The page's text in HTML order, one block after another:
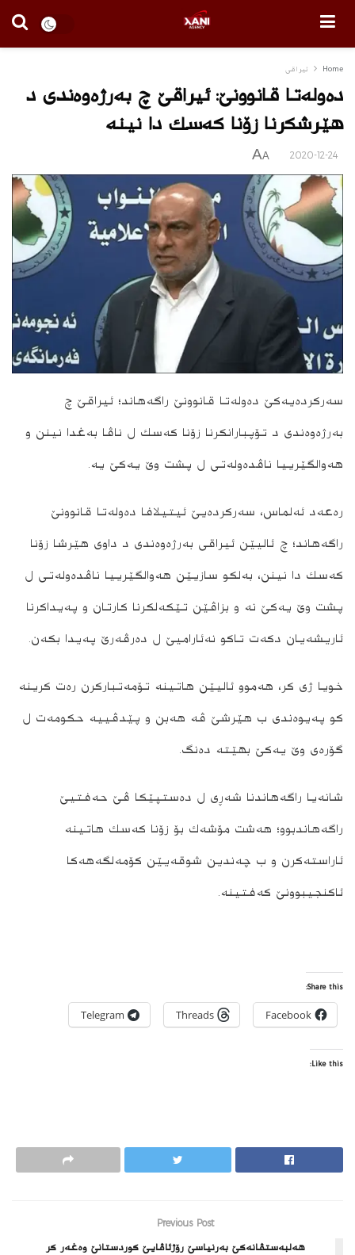
Home ئیراقی
ده‌وله‌تا قانوونێ: ئیراقێ چ به‌رژه‌وه‌ندی د
هێرشكرنا زۆنا كه‌سك دا نینه‌
2020-12-24
A
A
سه‌ركرده‌یه‌كێ ده‌وله‌تا قانوونێ راگه‌هاند؛ ئیراقێ چ
به‌رژه‌وه‌ندی د تۆپبارانكرنا زۆنا كه‌سك ل ناڤا به‌غدا نینن و
هه‌والگێرییا ناڤده‌وله‌تی ل پشت وێ یه‌كێ یه‌.
ره‌عه‌د ئه‌لماس، سه‌ركرده‌یێ ئیتیلافا ده‌وله‌تا قانوونێ
راگه‌هاند؛ چ ئالیێن ئیراقی به‌رژه‌وه‌ندی د داوی هێرشا زۆنا
كه‌سك دا نینن، به‌لكو سازیێن هه‌والگێرییا ناڤده‌وله‌تی ل
پشت وێ یه‌كێ نه‌ و بزاڤێن تێكه‌لكرنا كارتان و په‌یداكرنا
ئاریشه‌یان دكه‌ت تاكو نه‌ئارامیێ ل ده‌رڤه‌رێ په‌یدا بكه‌ن.
خویا ژی كر، هه‌موو ئالیێن هاتینه‌ تۆمه‌تباركرن ره‌ت كرینه‌
كو په‌یوه‌ندی ب هێرشێ ڤه‌ هه‌بن و پێدڤییه‌ حكومه‌ت ل
گۆره‌ى وێ یه‌كێ بهێته‌ ده‌نگ.
شانه‌یا راگه‌هاندنا شه‌ڕی ل ده‌ستپێكا ڤێ حه‌فتیێ
راگه‌هاندبوو؛ هه‌شت مۆشه‌ك بۆ زۆنا كه‌سك هاتینه‌
ئاراسته‌كرن و ب چه‌ندین شوقه‌یێن كۆمه‌لگه‌هه‌كا
ئاكنجیبوونێ كه‌فتینه‌.
Share this:
Facebook
Threads
Telegram
Like this:
Previous Post
هه‌لبه‌ستڤانه‌كێ‌ به‌رنیاسێ رۆژئاڤایێ كوردستانێ وه‌غه‌ر كر